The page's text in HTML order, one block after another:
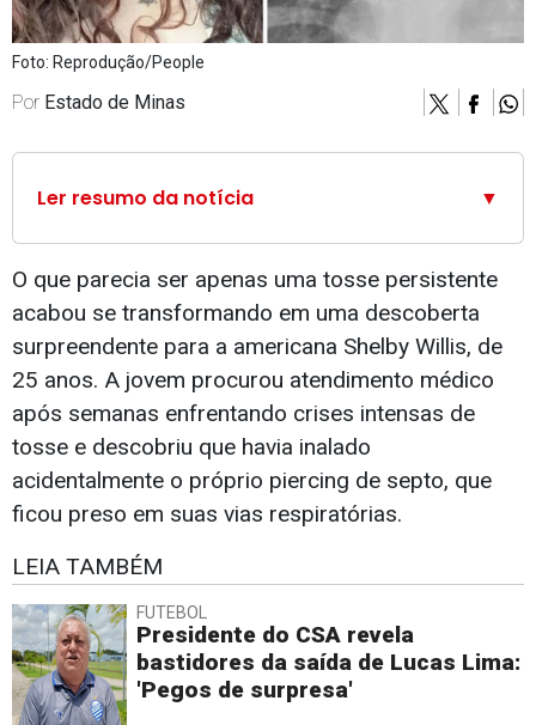
Foto: Reprodução/People
Por Estado de Minas
Ler resumo da notícia ▼
O que parecia ser apenas uma tosse persistente
acabou se transformando em uma descoberta
surpreendente para a americana Shelby Willis, de
25 anos. A jovem procurou atendimento médico
após semanas enfrentando crises intensas de
tosse e descobriu que havia inalado
acidentalmente o próprio piercing de septo, que
ficou preso em suas vias respiratórias.
LEIA TAMBÉM
FUTEBOL
Presidente do CSA revela
bastidores da saída de Lucas Lima:
'Pegos de surpresa'